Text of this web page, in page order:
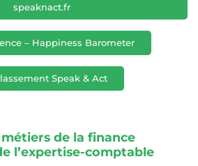
speaknact.fr
– Happiness Barometer
Speak & Act
métiers de la finance
l’expertise-comptable